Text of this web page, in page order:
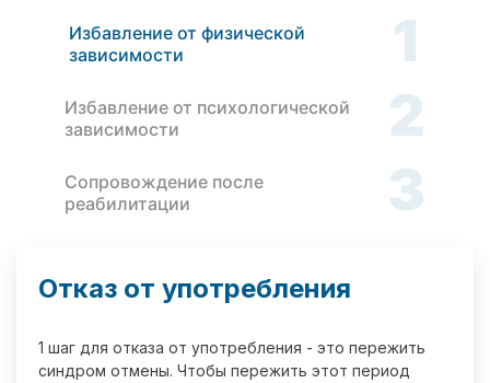
Избавление от физической
зависимости
1
Избавление от психологической
зависимости
2
Сопровождение после
реабилитации
3
Отказ от употребления
1 шаг для отказа от употребления - это пережить
синдром отмены. Чтобы пережить этот период